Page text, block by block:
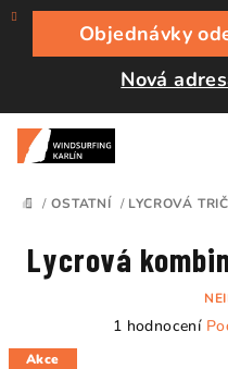
Přejít
obsah
Objednávky
Nová
DOMŮ
/ OSTATNÍ / LYCROVÁ
Lycrová
Průměrné
1 hodnocení
Akce